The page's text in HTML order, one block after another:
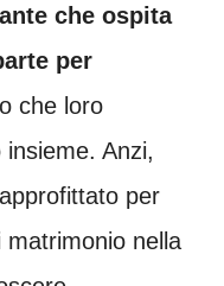
che ospita
per
che loro
Anzi,
per
nella